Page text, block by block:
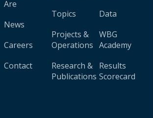
Are
News
Careers
Contact
Topics
Projects &
Operations
Research &
Publications
Data
WBG
Academy
Results
Scorecard